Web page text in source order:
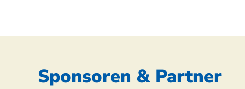
Sponsoren & Partner